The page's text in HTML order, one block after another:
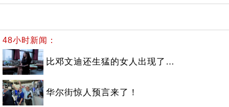
48小时新闻：
比邓文迪还生猛的女人出现了…
华尔街惊人预言来了！